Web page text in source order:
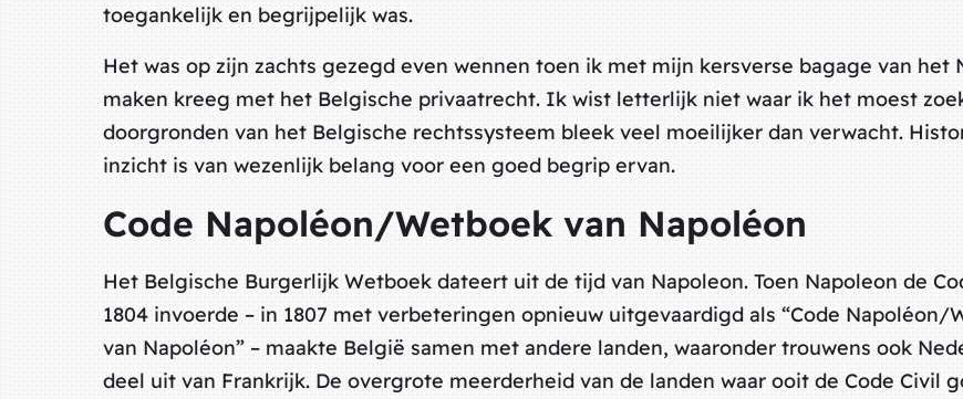
toegankelijk en begrijpelijk was.
Het was op zijn zachts gezegd even wennen toen ik met mijn kersverse bagage van het
maken kreeg met het Belgische privaatrecht. Ik wist letterlijk niet waar ik het moest
doorgronden van het Belgische rechtssysteem bleek veel moeilijker dan verwacht.
inzicht is van wezenlijk belang voor een goed begrip ervan.
Code Napoléon/Wetboek van Napoléon
Het Belgische Burgerlijk Wetboek dateert uit de tijd van Napoleon. Toen Napoleon de
1804 invoerde – in 1807 met verbeteringen opnieuw uitgevaardigd als “Code Napoléon/
van Napoléon” – maakte België samen met andere landen, waaronder trouwens ook
deel uit van Frankrijk. De overgrote meerderheid van de landen waar ooit de Code Civil